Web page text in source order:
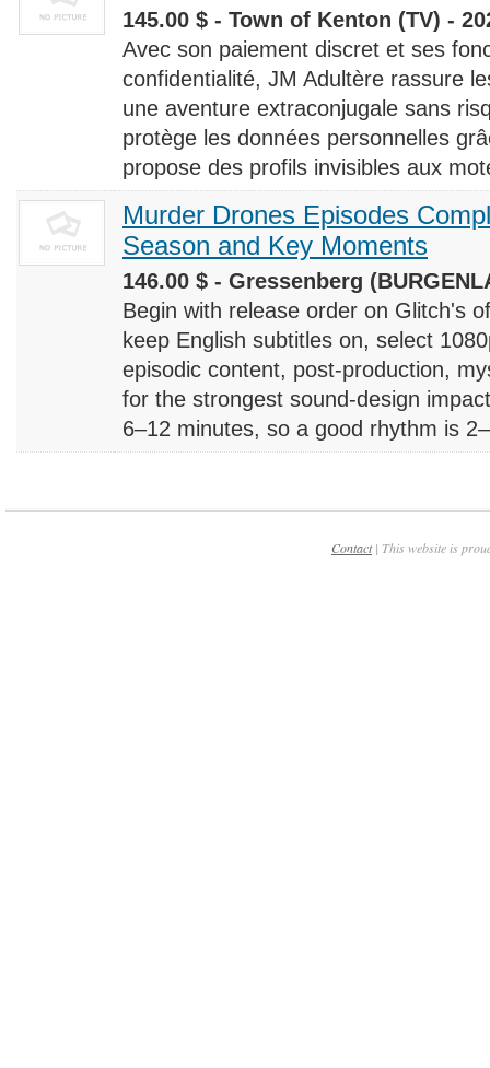
145.00 $ - Town of Kenton (TV) -
Avec son paiement discret et ses
confidentialité, JM Adultère rassure
une aventure extraconjugale sans
protège les données personnelles
propose des profils invisibles aux
Murder Drones Episodes
Season and Key Moments
146.00 $ - Gressenberg
Begin with release order on Glitch's
keep English subtitles on, select
episodic content, post-production,
for the strongest sound-design
6–12 minutes, so a good rhythm is
Contact| This website is